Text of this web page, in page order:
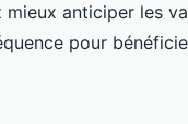
mieux anticiper les
pour